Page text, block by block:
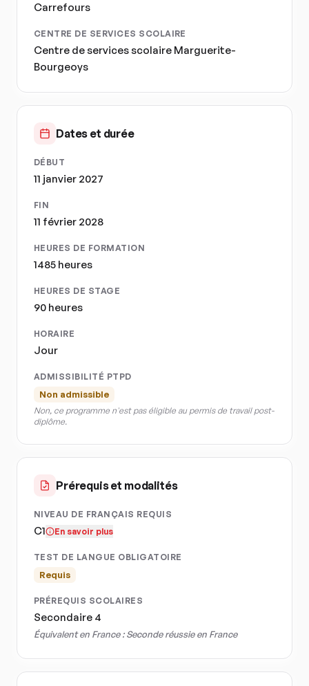
Carrefours
CENTRE DE SERVICES SCOLAIRE
Centre de services scolaire Marguerite-
Bourgeoys
Dates et durée
DÉBUT
11 janvier 2027
FIN
11 février 2028
HEURES DE FORMATION
1485 heures
HEURES DE STAGE
90 heures
HORAIRE
Jour
ADMISSIBILITÉ PTPD
Non admissible
Non, ce programme n'est pas éligible au permis de travail post-
diplôme.
Prérequis et modalités
NIVEAU DE FRANÇAIS REQUIS
C1 En savoir plus
TEST DE LANGUE OBLIGATOIRE
Requis
PRÉREQUIS SCOLAIRES
Secondaire 4
Équivalent en France :Seconde réussie en France